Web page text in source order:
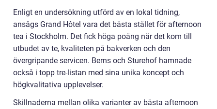
Enligt en undersökning utförd av en lokal tidning,
ansågs Grand Hôtel vara det bästa stället för afternoon
tea i Stockholm. Det fick höga poäng när det kom till
utbudet av te, kvaliteten på bakverken och den
övergripande servicen. Berns och Sturehof hamnade
också i topp tre-listan med sina unika koncept och
högkvalitativa upplevelser.
Skillnaderna mellan olika varianter av bästa afternoon